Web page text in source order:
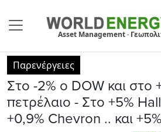
Asset Management ·
Παρενέργειες
Στο -2% ο DOW και στο
πετρέλαιο - Στο +5%
+0,9% Chevron .. και